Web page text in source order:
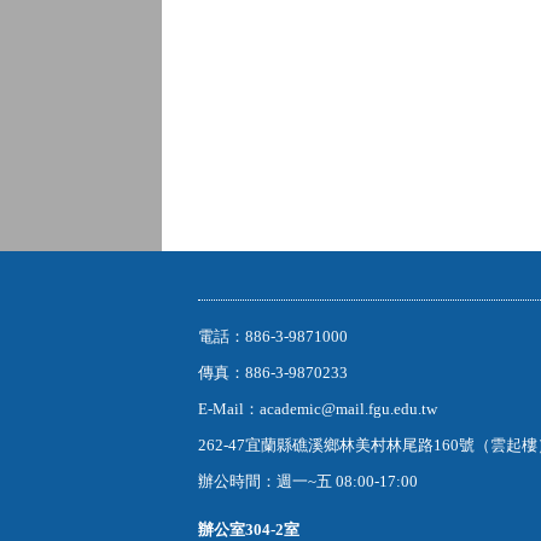
電話：886-3-9871000
傳真：886-3-9870233
E-Mail：academic@mail.fgu.edu.tw
262-47宜蘭縣礁溪鄉林美村林尾路160號（雲起
辦公時間：週一~五 08:00-17:00
辦公室304-2室